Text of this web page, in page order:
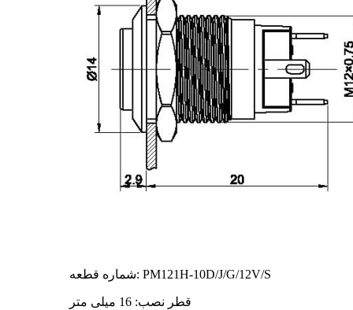
شماره قطعه: PM121H-10D/J/G/12V/S
قطر نصب: 16 میلی متر